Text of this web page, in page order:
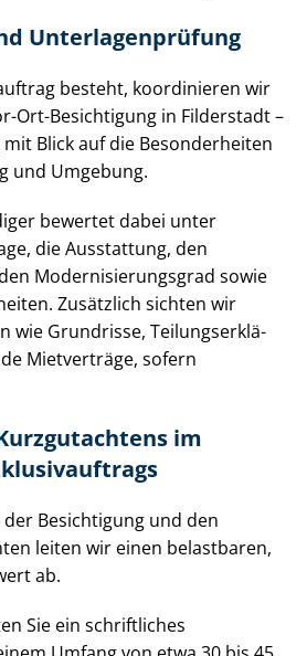
Un­ter­la­gen­prü­fung
besteht, koordinieren wir
Ort-Besichtigung in Filderstadt –
Blick auf die Besonderheiten
und Umgebung.
bewertet dabei unter
die Ausstattung, den
Mo­der­ni­sie­rungs­grad sowie
Zusätzlich sichten wir
wie Grundrisse, Tei­lungs­er­klä­
Mietverträge, sofern
im
Besichtigung und den
leiten wir einen belastbaren,
ab.
Sie ein schriftliches